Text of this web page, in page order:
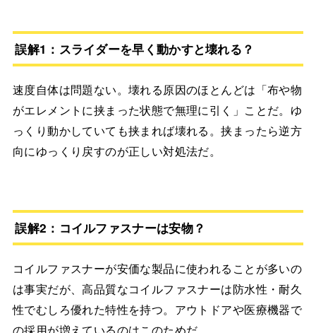
誤解1：スライダーを早く動かすと壊れる？
速度自体は問題ない。壊れる原因のほとんどは「布や物
がエレメントに挟まった状態で無理に引く」ことだ。ゆ
っくり動かしていても挟まれば壊れる。挟まったら逆方
向にゆっくり戻すのが正しい対処法だ。
誤解2：コイルファスナーは安物？
コイルファスナーが安価な製品に使われることが多いの
は事実だが、高品質なコイルファスナーは防水性・耐久
性でむしろ優れた特性を持つ。アウトドアや医療機器で
の採用が増えているのはこのためだ。